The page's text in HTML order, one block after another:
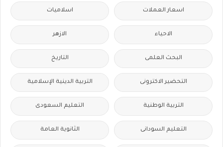
اسعار العملات اسلاميات
الاحياء الازهر
البحث العلمى التاريخ
التحضير الاكترونى التربية الدينية الإسلامية
التربية الوطنية التعليم السعودى
التعليم السودانى الثانوية العامة